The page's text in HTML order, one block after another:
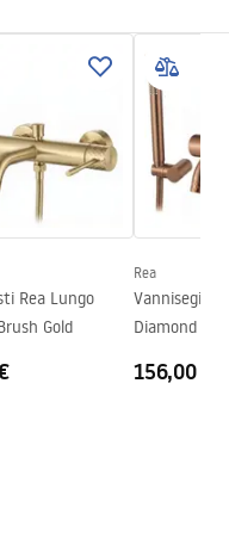
mm
_5.pdf
Rea Lungo
Gold
Rea
Vannisegisti
Diamond
156,00 €